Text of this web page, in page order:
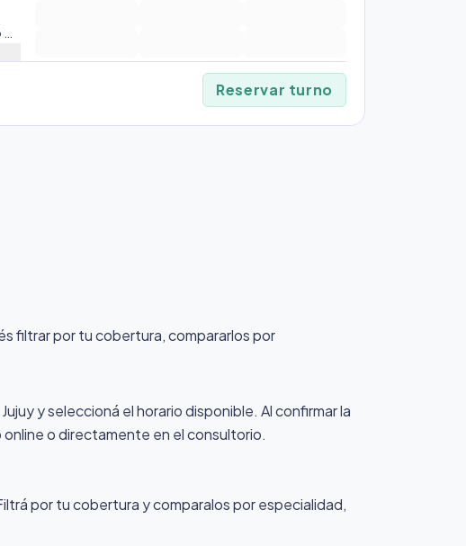
Reservar turno
filtrar por tu cobertura, compararlos por
y seleccioná el horario disponible. Al confirmar la
o directamente en el consultorio.
por tu cobertura y comparalos por especialidad,